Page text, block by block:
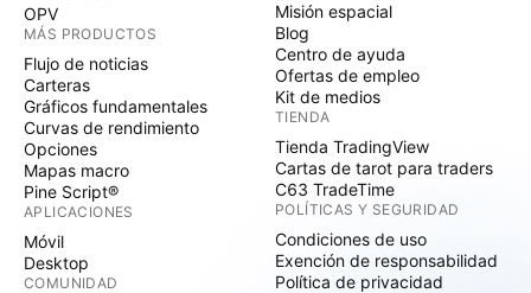
OPV
MÁS PRODUCTOS
Flujo de noticias
Carteras
Gráficos fundamentales
Curvas de rendimiento
Opciones
Mapas macro
Pine Script®
APLICACIONES
Móvil
Desktop
COMUNIDAD
Misión espacial
Blog
Centro de ayuda
Ofertas de empleo
Kit de medios
TIENDA
Tienda TradingView
Cartas de tarot para traders
C63 TradeTime
POLÍTICAS Y SEGURIDAD
Condiciones de uso
Exención de responsabilidad
Política de privacidad